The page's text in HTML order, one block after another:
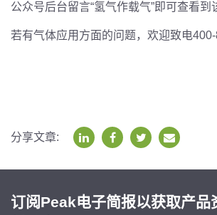
公众号后台留言“氢气作载气”即可查看到
若有气体应用方面的问题，欢迎致电400-
分享文章:
订阅Peak电子简报以获取产品